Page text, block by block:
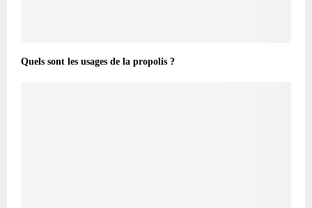
Quels sont les usages de la propolis ?